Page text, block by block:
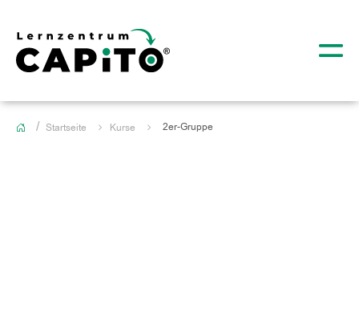
Startseite Kurse 2er-Gruppe